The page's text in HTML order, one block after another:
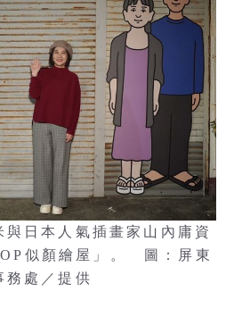
日本人氣插畫家山內庸資
似顏繪屋」。 圖：屏東
務處／提供